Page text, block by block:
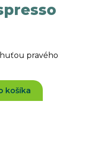
pravého
košíka